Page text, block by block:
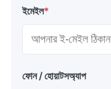
ইমেইল*
ফোন / হোয়াটসঅ্যাপ